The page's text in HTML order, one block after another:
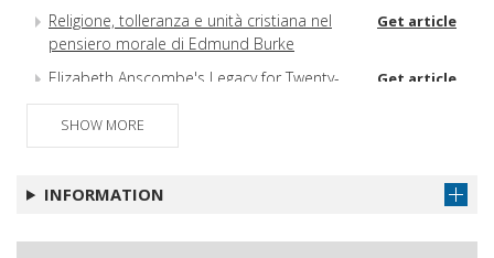
Religione, tolleranza e unità cristiana nel
pensiero morale di Edmund Burke
Get article
Elizabeth Anscombe's Legacy for Twenty-
First Century Ethics
Get article
Paul Ricoeur pacifista
Pubblicazioni ricevute Get article
SHOW MORE
INFORMATION